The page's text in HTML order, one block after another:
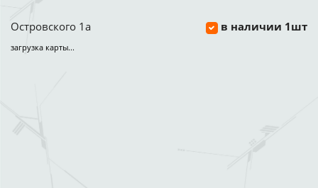
Островского 1а в наличии 1шт
загрузка карты...